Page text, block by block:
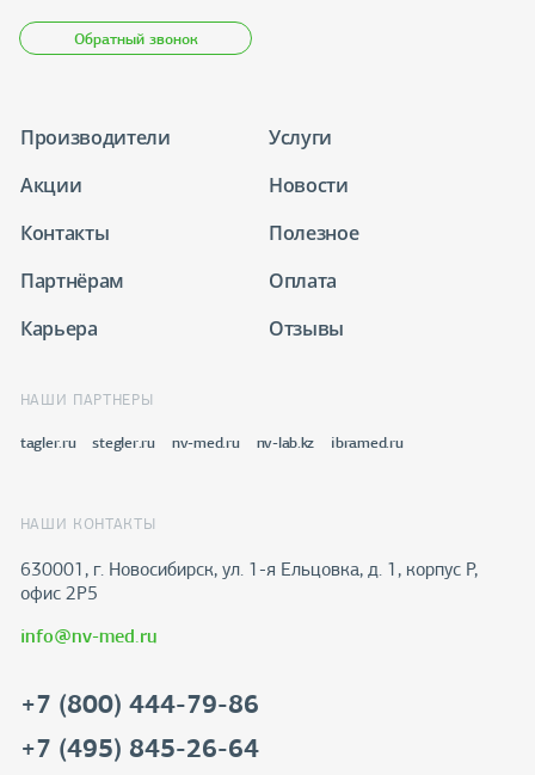
Обратный звонок
Производители
Услуги
Акции
Новости
Контакты
Полезное
Партнёрам
Оплата
Карьера
Отзывы
НАШИ ПАРТНЕРЫ
tagler.ru stegler.ru nv-med.ru nv-lab.kz ibramed.ru
НАШИ КОНТАКТЫ
630001, г. Новосибирск, ул. 1-я Ельцовка, д. 1, корпус Р,
офис 2Р5
info@nv-med.ru
+7 (800) 444-79-86
+7 (495) 845-26-64